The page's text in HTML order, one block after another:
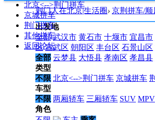
北京<-->荆门拼车
京城拼车
荆门拼车
其他拼车
返回论坛
荆门人在北京|生活圈› 京荆拼车/顺
出发地
全部 武汉市 黄石市 十堰市 宜昌市
区 宣武区 朝阳区 丰台区 石景山区
全部 云梦县 大悟县 孝南区 孝昌县
类型
不限 北京<-->荆门拼车 京城拼车
车型
不限 两厢轿车 三厢轿车 SUV MPV
角色